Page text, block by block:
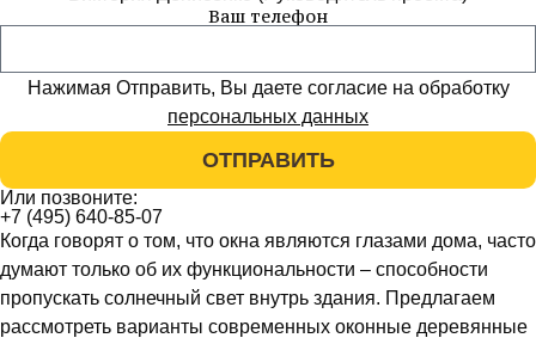
Ваш телефон
Нажимая Отправить, Вы даете согласие на обработку
персональных данных
ОТПРАВИТЬ
Или позвоните:
+7 (495) 640-85-07
Когда говорят о том, что окна являются глазами дома, часто
думают только об их функциональности – способности
пропускать солнечный свет внутрь здания. Предлагаем
рассмотреть варианты современных оконные деревянные